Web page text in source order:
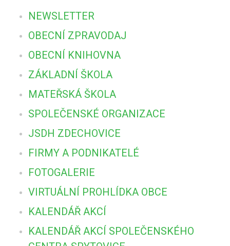
NEWSLETTER
OBECNÍ ZPRAVODAJ
OBECNÍ KNIHOVNA
ZÁKLADNÍ ŠKOLA
MATEŘSKÁ ŠKOLA
SPOLEČENSKÉ ORGANIZACE
JSDH ZDECHOVICE
FIRMY A PODNIKATELÉ
FOTOGALERIE
VIRTUÁLNÍ PROHLÍDKA OBCE
KALENDÁŘ AKCÍ
KALENDÁŘ AKCÍ SPOLEČENSKÉHO